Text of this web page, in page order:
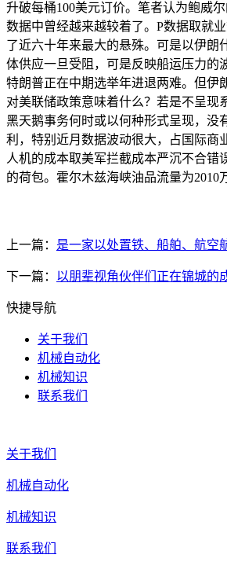
升破每桶100美元订价。笔者认为鲍威
数据中曾经越来越较着了。P数据取就
了近六十年来最大的悬殊。可是以伊朗
体供应一旦受阻，可是反映船运压力的
特朗普正在中期选举年进退两难。但伊
对美联储政策意味着什么？若是不呈现
黑天鹅事务何时或以何种形式呈现，没
利，特别近月数据波动很大，占国际商
人机的成本取美军拦截成本严沉不合错
的荷包。霍尔木兹海峡油品流量为2010
上一篇： 是一家以处置铁、船舶、航空
下一篇： 以朋辈视角伙伴们正在锦城的
快捷导航
关于我们
机械自动化
机械知识
联系我们
关于我们
机械自动化
机械知识
联系我们